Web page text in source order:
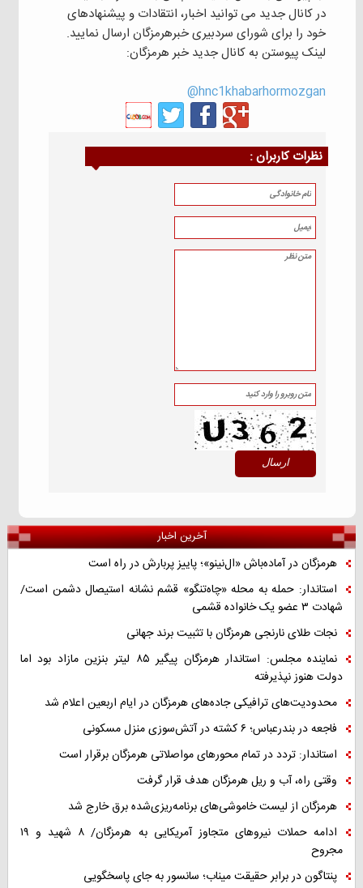
در کانال جدید می توانید اخبار، انتقادات و پیشنهادهای
خود را برای شورای سردبیری خبرهرمزگان ارسال نمایید.
لینک پیوستن به کانال جدید خبر هرمزگان:
hnc1khabarhormozgan@
نظرات كاربران :
آخرین اخبار
هرمزگان در آماده‌باش «ال‌نینو»؛ پاییز پربارش در راه است
استاندار: حمله به محله «چاه‌تنگو» قشم نشانه استیصال دشمن است/
شهادت ۳ عضو یک خانواده قشمی
نجات طلای نارنجی هرمزگان با تثبیت برند جهانی
نماینده مجلس: استاندار هرمزگان پیگیر ۸۵ لیتر بنزین مازاد بود اما
دولت هنوز نپذیرفته
محدودیت‌های ترافیکی جاده‌های هرمزگان در ایام اربعین اعلام شد
فاجعه در بندرعباس؛ ۶ کشته در آتش‌سوزی منزل مسکونی
استاندار: تردد در تمام محورهای مواصلاتی هرمزگان برقرار است
وقتی راه، آب و ریل هرمزگان هدف قرار گرفت
هرمزگان از لیست خاموشی‌های برنامه‌ریزی‌شده برق خارج شد
ادامه حملات نیروهای متجاوز آمریکایی به هرمزگان/ ۸ شهید و ۱۹
مجروح
پنتاگون در برابر حقیقت میناب؛ سانسور به جای پاسخگویی